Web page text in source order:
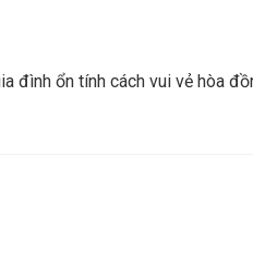
đình ổn tính cách vui vẻ hòa